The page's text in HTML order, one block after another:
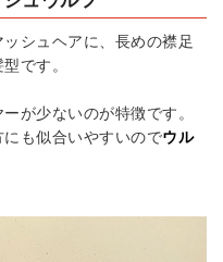
シュヘアに、長めの襟足
です。
が少ないのが特徴です。
も似合いやすいのでウル